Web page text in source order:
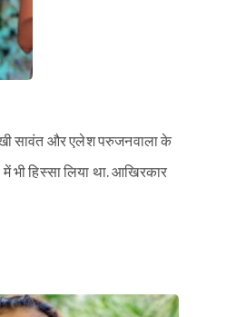
सावंत और एलेश परुजनवाला के
भी हिस्सा लिया था. आखिरकार